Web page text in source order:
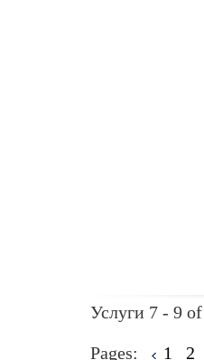
Услуги 7 - 9
Pages: 1 2